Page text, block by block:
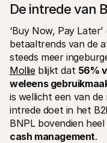
De intrede van
‘Buy Now, Pay
betaaltrends van de
steeds meer
Mollie blijkt dat 56%
weleens
is wellicht een van
intrede doet in het
BNPL bovendien
cash management.